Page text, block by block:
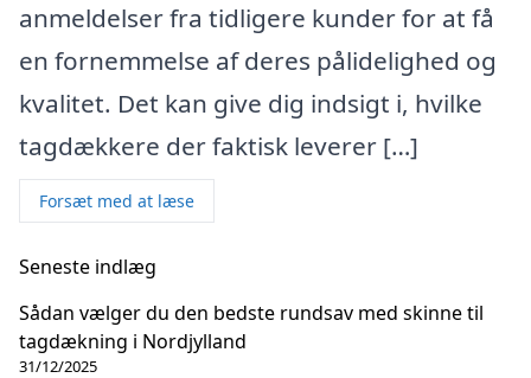
anmeldelser fra tidligere kunder for at få
en fornemmelse af deres pålidelighed og
kvalitet. Det kan give dig indsigt i, hvilke
tagdækkere der faktisk leverer […]
Forsæt med at læse
Seneste indlæg
Sådan vælger du den bedste rundsav med skinne til
tagdækning i Nordjylland
31/12/2025